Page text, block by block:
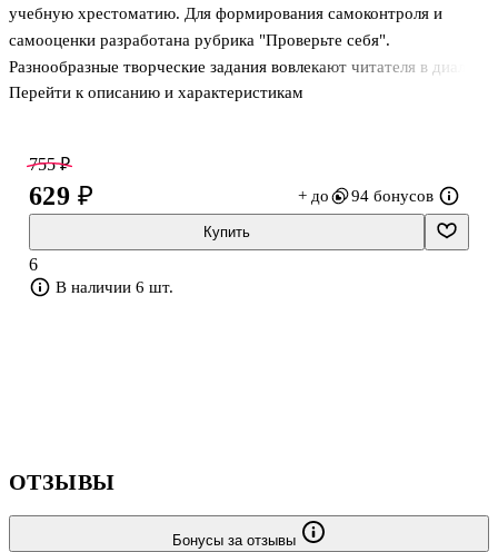
учебную хрестоматию. Для формирования самоконтроля и
самооценки разработана рубрика "Проверьте себя".
Разнообразные творческие задания вовлекают читателя в диалог
с текстом, развивают чувство слова, обогащают речь, позволяют
Задания повышенной трудности, обозначенные значком (*),
учащиеся выполняют по желанию.
Перейти к описанию и характеристикам
755 ₽
629 ₽ + до 94 бонусов
Купить
6
В наличии 6 шт.
ОТЗЫВЫ
Бонусы за отзывы